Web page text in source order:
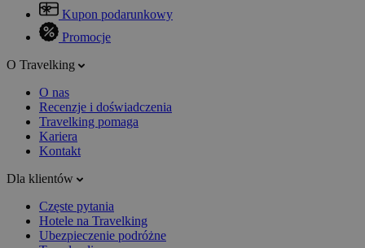
Kupon podarunkowy
Promocje
O Travelking
O nas
Recenzje i doświadczenia
Travelking pomaga
Kariera
Kontakt
Dla klientów
Częste pytania
Hotele na Travelking
Ubezpieczenie podróżne